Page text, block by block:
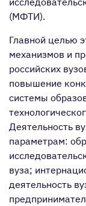
(МФТИ).
Главной целью
механизмов и
российских
повышение
системы
Деятельность
параметрам:
вуза;
деятельность